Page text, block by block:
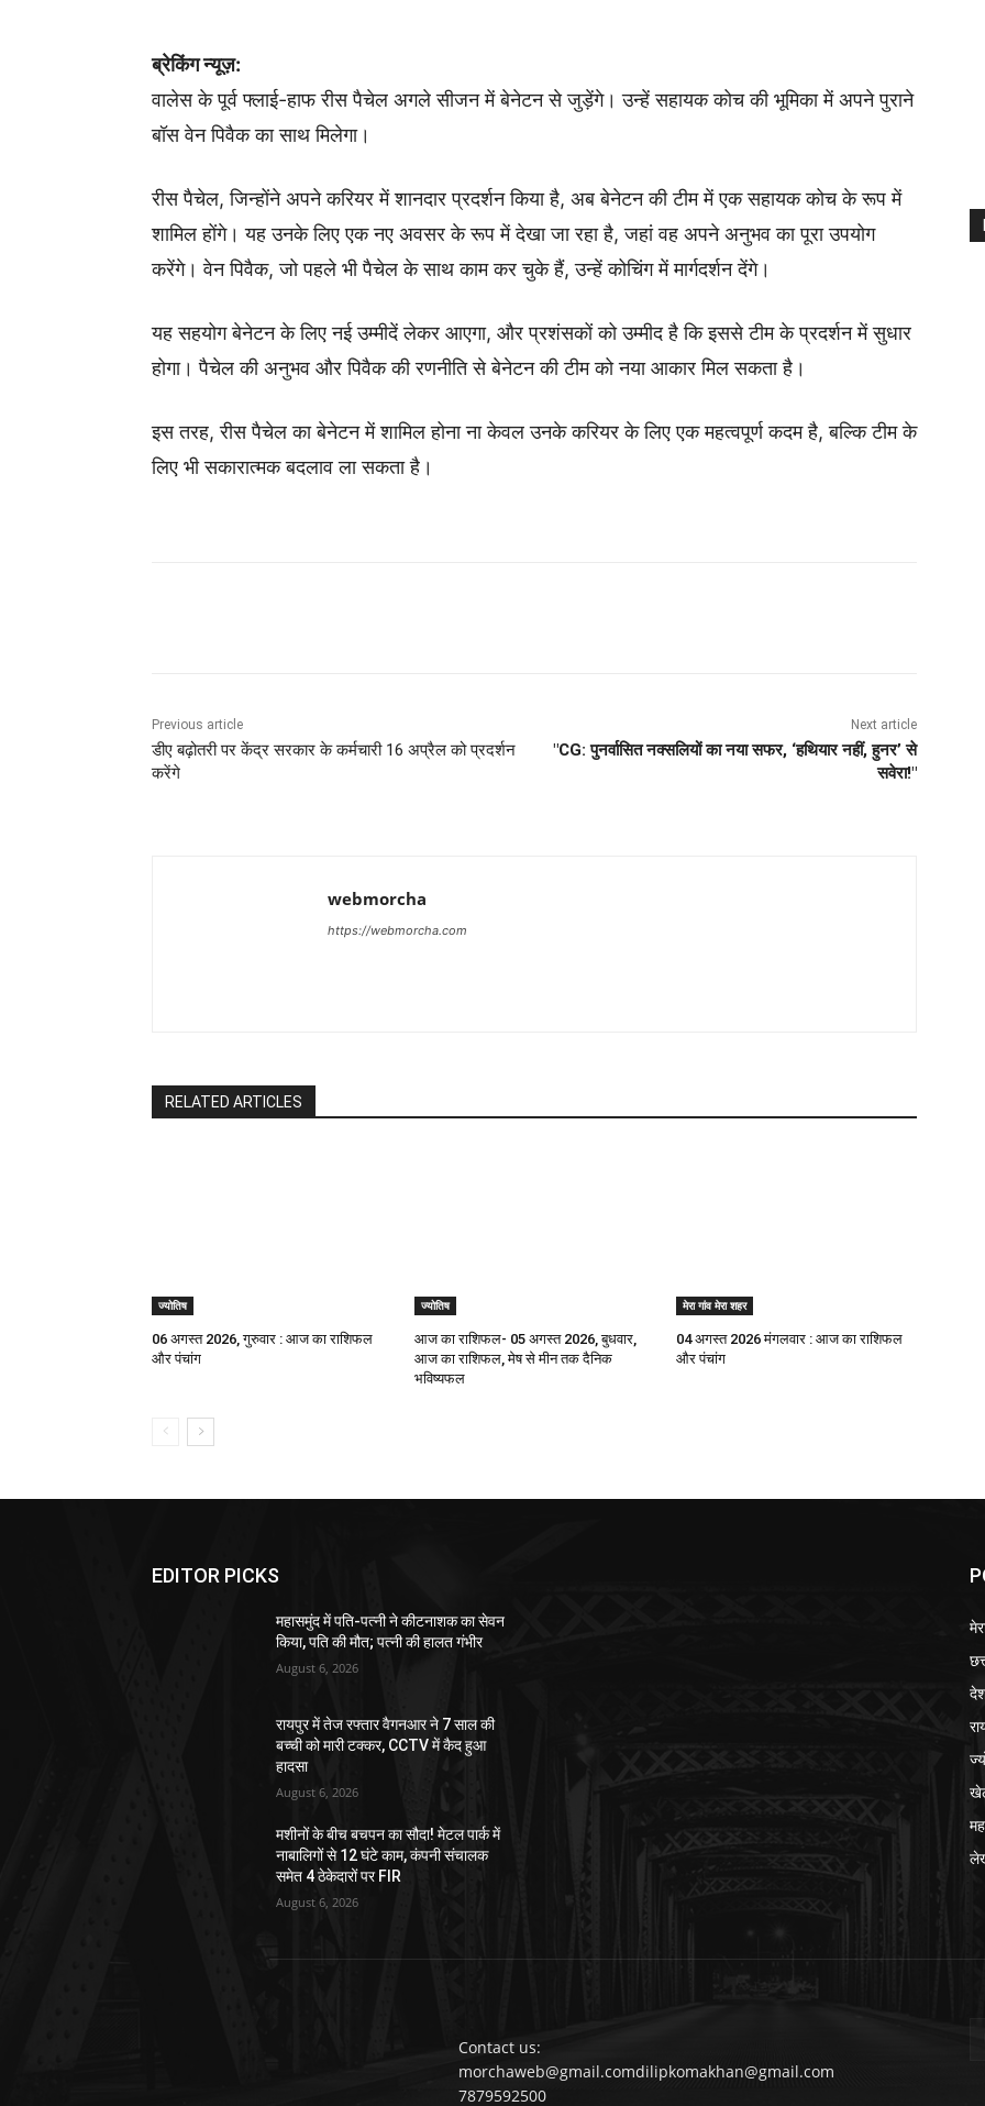
ब्रेकिंग न्यूज़:
वालेस के पूर्व फ्लाई-हाफ रीस पैचेल अगले सीजन में बेनेटन से जुड़ेंगे। उन्हें सहायक कोच की भूमिका में अपने पुराने
बॉस वेन पिवैक का साथ मिलेगा।
रीस पैचेल, जिन्होंने अपने करियर में शानदार प्रदर्शन किया है, अब बेनेटन की टीम में एक सहायक कोच के रूप में
शामिल होंगे। यह उनके लिए एक नए अवसर के रूप में देखा जा रहा है, जहां वह अपने अनुभव का पूरा उपयोग
करेंगे। वेन पिवैक, जो पहले भी पैचेल के साथ काम कर चुके हैं, उन्हें कोचिंग में मार्गदर्शन देंगे।
यह सहयोग बेनेटन के लिए नई उम्मीदें लेकर आएगा, और प्रशंसकों को उम्मीद है कि इससे टीम के प्रदर्शन में सुधार
होगा। पैचेल की अनुभव और पिवैक की रणनीति से बेनेटन की टीम को नया आकार मिल सकता है।
इस तरह, रीस पैचेल का बेनेटन में शामिल होना ना केवल उनके करियर के लिए एक महत्वपूर्ण कदम है, बल्कि टीम के
लिए भी सकारात्मक बदलाव ला सकता है।
Previous article
डीए बढ़ोतरी पर केंद्र सरकार के कर्मचारी 16 अप्रैल को प्रदर्शन
करेंगे
Next article
"CG: पुनर्वासित नक्सलियों का नया सफर, ‘हथियार नहीं, हुनर’ से
सवेरा!"
webmorcha
https://webmorcha.com
RELATED ARTICLES
ज्योतिष
06 अगस्त 2026, गुरुवार : आज का राशिफल
और पंचांग
ज्योतिष
आज का राशिफल- 05 अगस्त 2026, बुधवार,
आज का राशिफल, मेष से मीन तक दैनिक
भविष्यफल
मेरा गांव मेरा शहर
04 अगस्त 2026 मंगलवार : आज का राशिफल
और पंचांग
EDITOR PICKS
महासमुंद में पति-पत्नी ने कीटनाशक का सेवन
किया, पति की मौत; पत्नी की हालत गंभीर
August 6, 2026
रायपुर में तेज रफ्तार वैगनआर ने 7 साल की
बच्ची को मारी टक्कर, CCTV में कैद हुआ
हादसा
August 6, 2026
मशीनों के बीच बचपन का सौदा! मेटल पार्क में
नाबालिगों से 12 घंटे काम, कंपनी संचालक
समेत 4 ठेकेदारों पर FIR
August 6, 2026
Contact us:
morchaweb@gmail.comdilipkomakhan@gmail.com
7879592500